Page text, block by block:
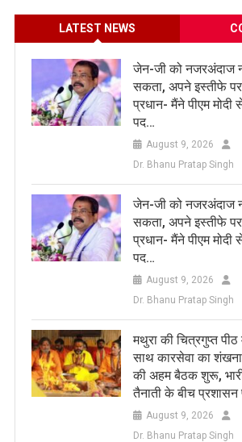
LATEST NEWS
जेन-जी को नजरअंदाज
सकता, अपने इस्तीफे पर
प्रधान- मैंने पीएम मोदी
पद…
August 9, 2026
Dr. Bhanu Pratap Singh
जेन-जी को नजरअंदाज
सकता, अपने इस्तीफे पर
प्रधान- मैंने पीएम मोदी
पद…
August 9, 2026
Dr. Bhanu Pratap Singh
मथुरा की चित्रगुप्त
साथ कारसेवा का
की अहम बैठक शुरू,
तैनाती के बीच प्रशासन
August 9, 2026
Dr. Bhanu Pratap Singh